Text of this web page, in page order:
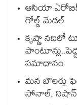
ఆసియా ఏరోబిక్
గోల్డ్ మెడల్
కృష్ణా నదిలో
సమాధానం
మన బౌలర్లు
సోనాల్‌‌‌‌, నిషాన్